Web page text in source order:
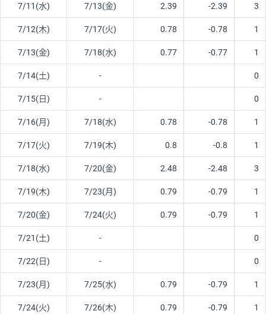
7/11(水) 7/13(金) 2.39 -2.39 3
7/12(木) 7/17(火) 0.78 -0.78 1
7/13(金) 7/18(水) 0.77 -0.77 1
7/14(土) - 0
7/15(日) - 0
7/16(月) 7/18(水) 0.78 -0.78 1
7/17(火) 7/19(木) 0.8 -0.8 1
7/18(水) 7/20(金) 2.48 -2.48 3
7/19(木) 7/23(月) 0.79 -0.79 1
7/20(金) 7/24(火) 0.79 -0.79 1
7/21(土) - 0
7/22(日) - 0
7/23(月) 7/25(水) 0.79 -0.79 1
7/24(火) 7/26(木) 0.79 -0.79 1